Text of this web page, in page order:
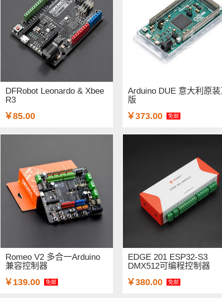
DFRobot Leonardo & Xbee
R3
￥85.00
Arduino DUE 意大利原
版
￥373.00 免邮
Romeo V2 多合一Arduino
兼容控制器
￥139.00 免邮
EDGE 201 ESP32-S3
DMX512可编程控制器
￥380.00 免邮